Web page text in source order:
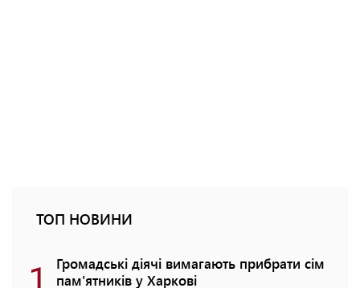
ТОП НОВИНИ
Громадські діячі вимагають прибрати сім
пам'ятників у Харкові